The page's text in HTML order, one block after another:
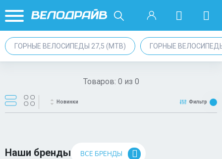
ГОРНЫЕ ВЕЛОСИПЕДЫ 27,5 (MTB) ГОРНЫЕ
Товаров: 0 из 0
Новинки Фильтр
Наши бренды ВСЕ БРЕНДЫ